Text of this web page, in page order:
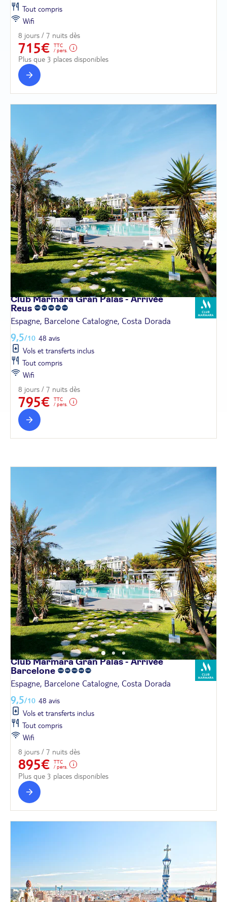
Tout compris
Wifi
8 jours / 7 nuits dès
715€
TTC
/ pers.
Plus que 3 places disponibles
Club Marmara Gran Palas - Arrivée
Reus
Espagne, Barcelone Catalogne, Costa Dorada
9,5/10 48 avis
Vols et transferts inclus
Tout compris
Wifi
8 jours / 7 nuits dès
795€
TTC
/ pers.
Club Marmara Gran Palas - Arrivée
Barcelone
Espagne, Barcelone Catalogne, Costa Dorada
9,5/10 48 avis
Vols et transferts inclus
Tout compris
Wifi
8 jours / 7 nuits dès
895€
TTC
/ pers.
Plus que 3 places disponibles